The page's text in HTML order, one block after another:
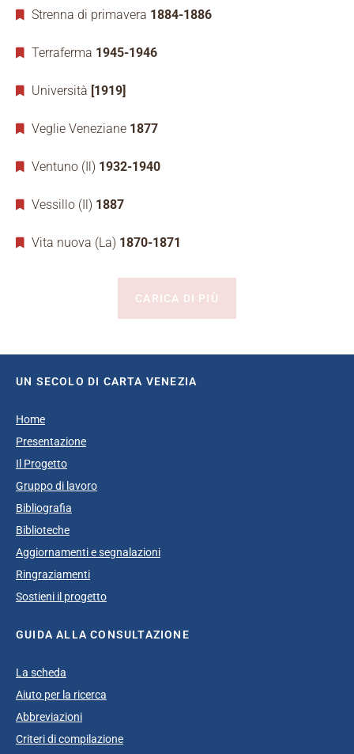
Strenna di primavera 1884-1886
Terraferma 1945-1946
Università [1919]
Veglie Veneziane 1877
Ventuno (Il) 1932-1940
Vessillo (Il) 1887
Vita nuova (La) 1870-1871
CARICA DI PIÙ
UN SECOLO DI CARTA VENEZIA
Home
Presentazione
Il Progetto
Gruppo di lavoro
Bibliografia
Biblioteche
Aggiornamenti e segnalazioni
Ringraziamenti
Sostieni il progetto
GUIDA ALLA CONSULTAZIONE
La scheda
Aiuto per la ricerca
Abbreviazioni
Criteri di compilazione